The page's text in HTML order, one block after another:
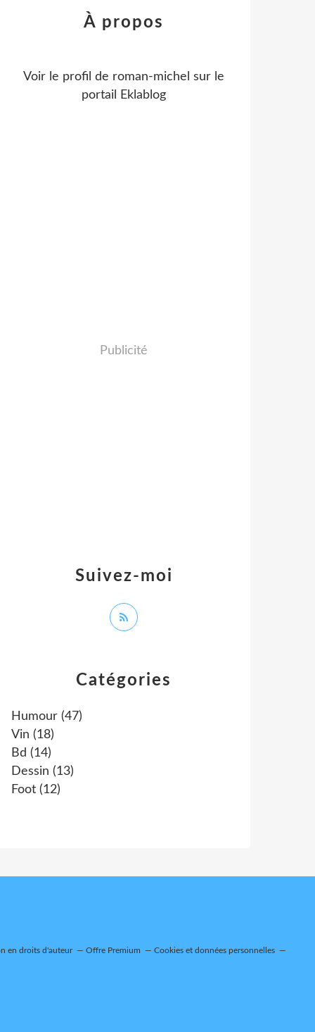
Catégories
Humour (47)
Vin (18)
Bd (14)
Dessin (13)
Foot (12)
Suivez-moi
À propos
Voir le profil de roman-michel sur le
portail Eklablog
Publicité
en droits d'auteur Offre Premium Cookies et données personnelles